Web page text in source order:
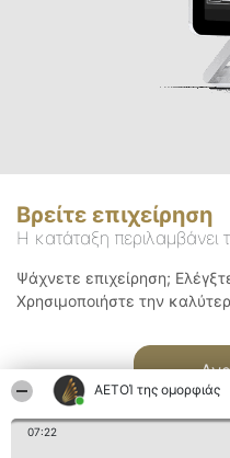
ΑΕΤΟΊ της ομορφιάς
07:22
Βρείτε επιχείρηση
Η κατάταξη περιλαμβάνει
Ψάχνετε επιχείρηση;
Χρησιμοποιήστε την